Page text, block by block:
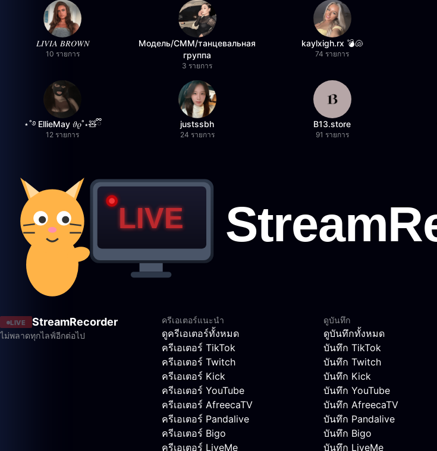
𝐿𝐼𝑉𝐼𝐴 𝐵𝑅𝑂𝑊𝑁
10 รายการ
Модель/СММ/танцевальная
группа
3 รายการ
kaylxigh.rx 💣🐚
74 รายการ
⋆˚࿔ EllieMay 𝜗𝜚˚⋆🧸ྀི
12 รายการ
justssbh
24 รายการ
B13.store
91 รายการ
LIVE StreamRecorder
ไม่พลาดทุกไลฟ์อีกต่อไป
ครีเอเตอร์แนะนำ
ดูครีเอเตอร์ทั้งหมด
ครีเอเตอร์ TikTok
ครีเอเตอร์ Twitch
ครีเอเตอร์ Kick
ครีเอเตอร์ YouTube
ครีเอเตอร์ AfreecaTV
ครีเอเตอร์ Pandalive
ครีเอเตอร์ Bigo
ครีเอเตอร์ LiveMe
ดูบันทึก
ดูบันทึกทั้งหมด
บันทึก TikTok
บันทึก Twitch
บันทึก Kick
บันทึก YouTube
บันทึก AfreecaTV
บันทึก Pandalive
บันทึก Bigo
บันทึก LiveMe